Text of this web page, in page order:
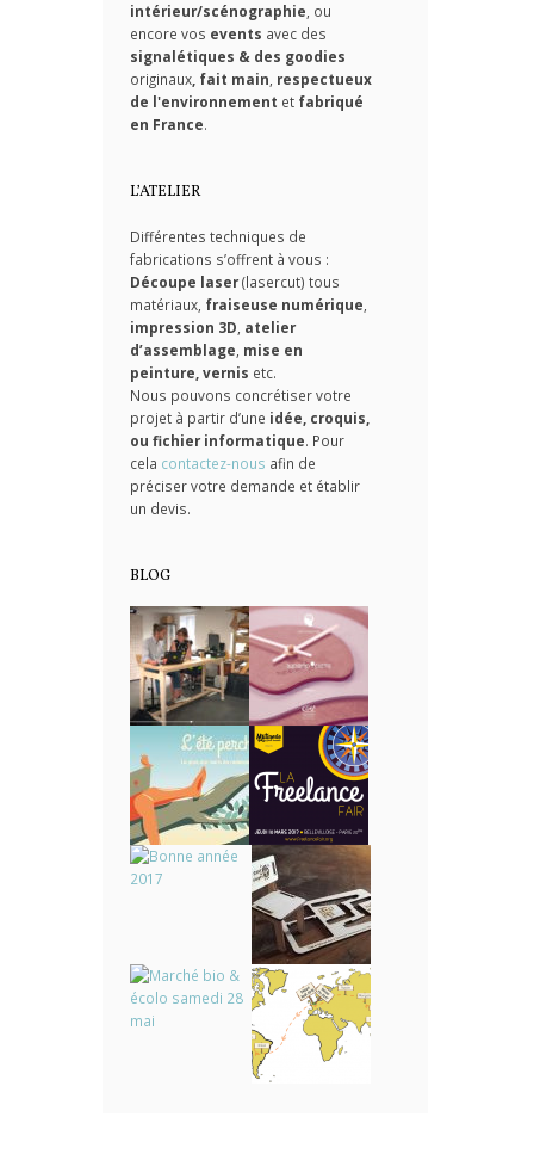
intérieur/scénographie, ou
encore vos events avec des
signalétiques & des goodies
originaux, fait main, respectueux
de l'environnement et fabriqué
en France.
L’ATELIER
Différentes techniques de
fabrications s’offrent à vous :
Découpe laser(lasercut) tous
matériaux, fraiseuse numérique
impression 3D atelier
d’assemblage mise en
peinture, vernis etc.
Nous pouvons concrétiser votre
projet à partir d’une idée, croquis,
ou fichier informatique. Pour
cela contactez-nous afin de
préciser votre demande et établir
un devis.
BLOG